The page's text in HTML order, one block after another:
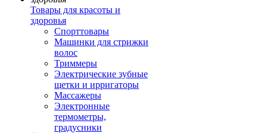
Товары для красоты и
здоровья
Спорттовары
Машинки для стрижки
волос
Триммеры
Электрические зубные
щетки и ирригаторы
Массажеры
Электронные
термометры,
градусники